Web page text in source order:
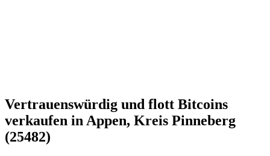
Vertrauenswürdig und flott Bitcoins
verkaufen in Appen, Kreis Pinneberg
(25482)